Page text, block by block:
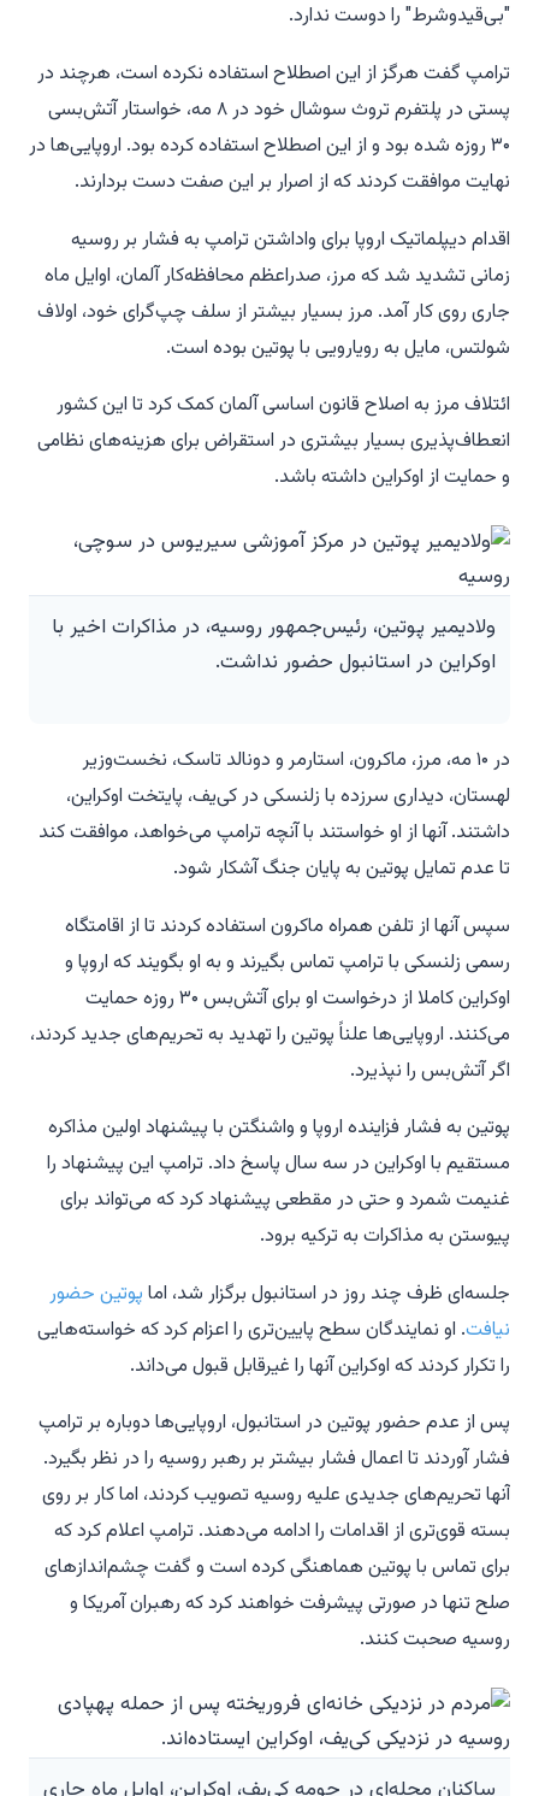
"بی‌قیدوشرط" را دوست ندارد.
ترامپ گفت هرگز از این اصطلاح استفاده نکرده است، هرچند در
پستی در پلتفرم تروث سوشال خود در ۸ مه، خواستار آتش‌بسی
۳۰ روزه شده بود و از این اصطلاح استفاده کرده بود. اروپایی‌ها در
نهایت موافقت کردند که از اصرار بر این صفت دست بردارند.
اقدام دیپلماتیک اروپا برای واداشتن ترامپ به فشار بر روسیه
زمانی تشدید شد که مرز، صدراعظم محافظه‌کار آلمان، اوایل ماه
جاری روی کار آمد. مرز بسیار بیشتر از سلف چپ‌گرای خود، اولاف
شولتس، مایل به رویارویی با پوتین بوده است.
ائتلاف مرز به اصلاح قانون اساسی آلمان کمک کرد تا این کشور
انعطاف‌پذیری بسیار بیشتری در استقراض برای هزینه‌های نظامی
و حمایت از اوکراین داشته باشد.
ولادیمیر پوتین، رئیس‌جمهور روسیه، در مذاکرات اخیر با
اوکراین در استانبول حضور نداشت.
در ۱۰ مه، مرز، ماکرون، استارمر و دونالد تاسک، نخست‌وزیر
لهستان، دیداری سرزده با زلنسکی در کی‌یف، پایتخت اوکراین،
داشتند. آنها از او خواستند با آنچه ترامپ می‌خواهد، موافقت کند
تا عدم تمایل پوتین به پایان جنگ آشکار شود.
سپس آنها از تلفن همراه ماکرون استفاده کردند تا از اقامتگاه
رسمی زلنسکی با ترامپ تماس بگیرند و به او بگویند که اروپا و
اوکراین کاملا از درخواست او برای آتش‌بس ۳۰ روزه حمایت
می‌کنند. اروپایی‌ها علناً پوتین را تهدید به تحریم‌های جدید کردند،
اگر آتش‌بس را نپذیرد.
پوتین به فشار فزاینده اروپا و واشنگتن با پیشنهاد اولین مذاکره
مستقیم با اوکراین در سه سال پاسخ داد. ترامپ این پیشنهاد را
غنیمت شمرد و حتی در مقطعی پیشنهاد کرد که می‌تواند برای
پیوستن به مذاکرات به ترکیه برود.
جلسه‌ای ظرف چند روز در استانبول برگزار شد، اما پوتین حضور
نیافت. او نمایندگان سطح پایین‌تری را اعزام کرد که خواسته‌هایی
را تکرار کردند که اوکراین آنها را غیرقابل قبول می‌داند.
پس از عدم حضور پوتین در استانبول، اروپایی‌ها دوباره بر ترامپ
فشار آوردند تا اعمال فشار بیشتر بر رهبر روسیه را در نظر بگیرد.
آنها تحریم‌های جدیدی علیه روسیه تصویب کردند، اما کار بر روی
بسته قوی‌تری از اقدامات را ادامه می‌دهند. ترامپ اعلام کرد که
برای تماس با پوتین هماهنگی کرده است و گفت چشم‌اندازهای
صلح تنها در صورتی پیشرفت خواهند کرد که رهبران آمریکا و
روسیه صحبت کنند.